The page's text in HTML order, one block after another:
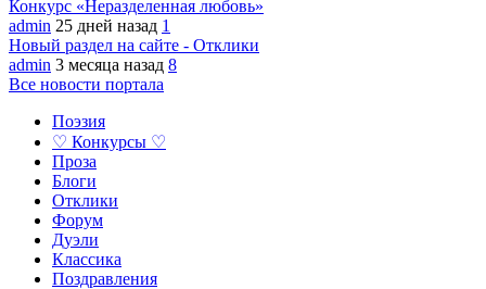
Конкурс «Неразделенная любовь»
admin 25 дней назад 1
Новый раздел на сайте - Отклики
admin 3 месяца назад 8
Все новости портала
Поэзия
♡ Конкурсы ♡
Проза
Блоги
Отклики
Форум
Дуэли
Классика
Поздравления